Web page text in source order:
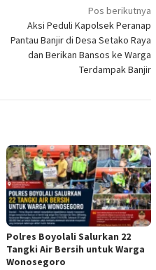
Pos berikutnya
Aksi Peduli Kapolsek Peranap
Pantau Banjir di Desa Setako Raya
dan Berikan Bansos ke Warga
Terdampak Banjir
Polres Boyolali Salurkan 22
Tangki Air Bersih untuk Warga
Wonosegoro